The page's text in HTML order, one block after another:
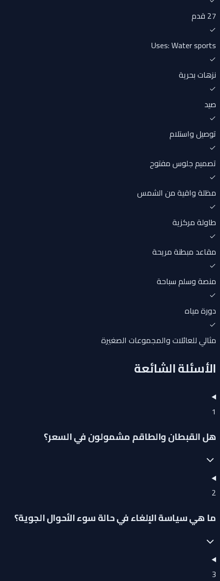
27 قدم
Uses: Water sports
نزهات بحرية
صيد
توصيل واستلام
تصميم جلوس مفتوح
مظلة واقية من الشمس
طاولة مركزية
مقاعد مبطنة مريحة
منصة وسلم سباحة
دورة مياه
مثالي للعائلات والمجموعات الصغيرة
الأسئلة الشائعة
هل القبطان والطاقم مشمولون في السعر؟
ما هي سياسة الإلغاء في حالة سوء الأحوال الجوية؟